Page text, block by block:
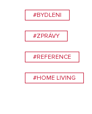
#BYDLENI
#ZPRÁVY
#REFERENCE
#HOME LIVING